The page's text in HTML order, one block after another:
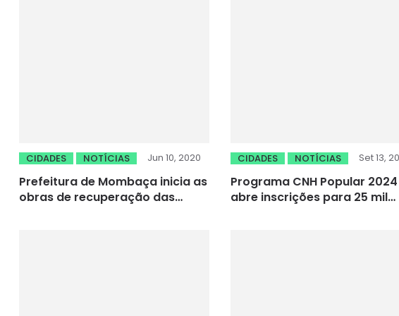
CIDADES NOTÍCIAS Jun 10, 2020
Prefeitura de Mombaça inicia as
obras de recuperação das
CIDADES NOTÍCIAS Set 13,
Programa CNH Popular 2024
abre inscrições para 25 mil